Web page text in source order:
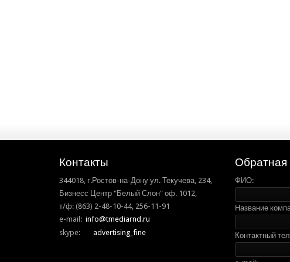
Контакты
344018, г.Ростов-на-Дону ул. Текучева, 234,
Бизнесс Центр "Белый Слон" оф. 1012,
т/ф: (863) 2-48-10-44, 256-11-91
e-mail: info@tmediarnd.ru
skype:
advertising_fine
Обратная
ФИО:
Название
Контактный